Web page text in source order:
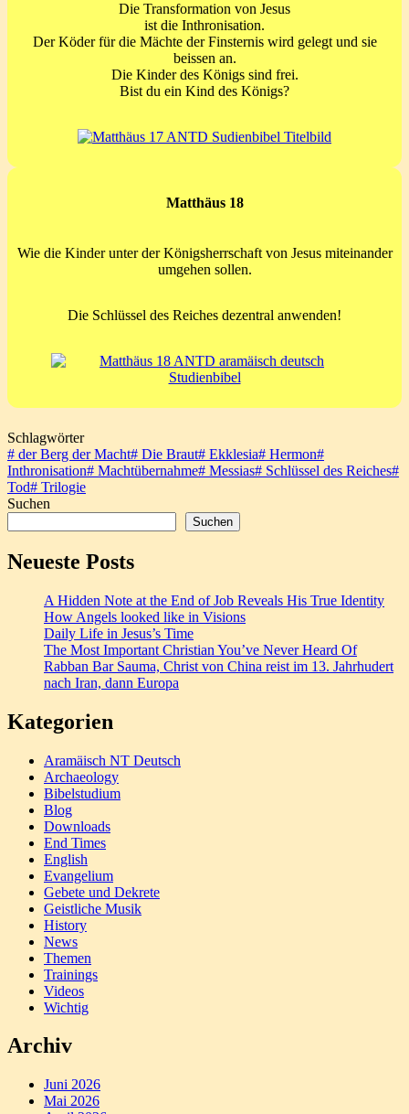
Die Transformation von Jesus
ist die Inthronisation.
Der Köder für die Mächte der Finsternis wird gelegt und sie
beissen an.
Die Kinder des Königs sind frei.
Bist du ein Kind des Königs?
Matthäus 18
Wie die Kinder unter der Königsherrschaft von Jesus miteinander
umgehen sollen.
Die Schlüssel des Reiches dezentral anwenden!
Schlagwörter
# der Berg der Macht# Die Braut# Ekklesia# Hermon#
Inthronisation# Machtübernahme# Messias# Schlüssel des Reiches#
Tod# Trilogie
Suchen
Suchen
Neueste Posts
A Hidden Note at the End of Job Reveals His True Identity
How Angels looked like in Visions
Daily Life in Jesus’s Time
The Most Important Christian You’ve Never Heard Of
Rabban Bar Sauma, Christ von China reist im 13. Jahrhudert
nach Iran, dann Europa
Kategorien
Aramäisch NT Deutsch
Archaeology
Bibelstudium
Blog
Downloads
End Times
English
Evangelium
Gebete und Dekrete
Geistliche Musik
History
News
Themen
Trainings
Videos
Wichtig
Archiv
Juni 2026
Mai 2026